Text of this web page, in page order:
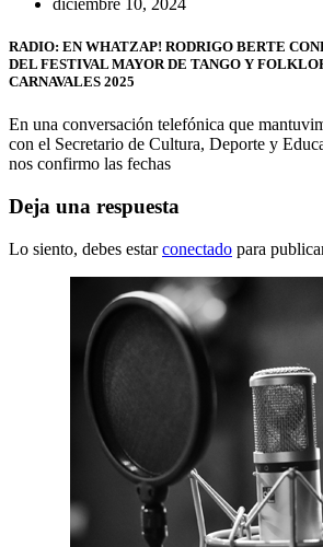
RADIO: EN WHATZAP! RODRIGO BERTE
DEL FESTIVAL MAYOR DE TANGO Y
CARNAVALES 2025
En una conversación telefónica que
con el Secretario de Cultura, Deporte y
nos confirmo las fechas
Deja una respuesta
Lo siento, debes estarconectado para